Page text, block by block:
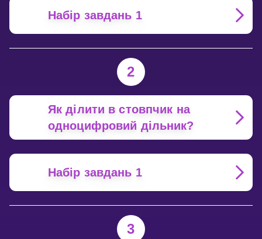
Набір завдань 1
2
Як ділити в стовпчик на
одноцифровий дільник?
Набір завдань 1
3